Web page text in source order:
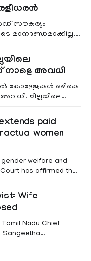
സൗകര്യം
മാനദണ്ഡമാക്കില്ല.
പേ വാർഡു
നാളെ അവധി
കോളേജുകൾ ഒഴികെ
ജില്ലയിലെ
ശക്തമായ മഴയു
paid
women
gender welfare and
has affirmed that
government-funded
following
Service Rules
Wife
Nadu Chief
Sangeetha
Sangeetha
Sangeetha